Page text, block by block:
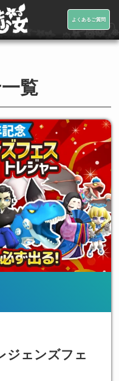
よくあるご質問
覧
ジェンズフェ